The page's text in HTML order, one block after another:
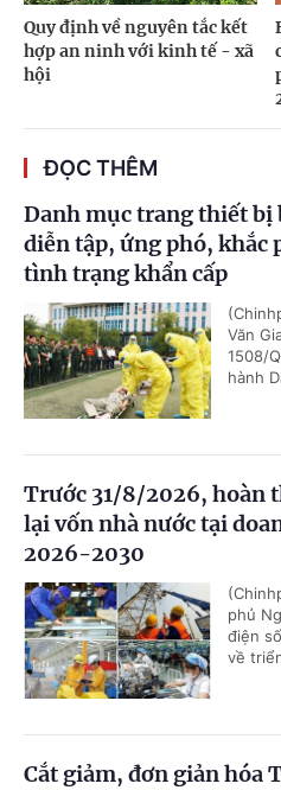
Quy định về nguyên tắc kết
hợp an ninh với kinh tế - xã
hội
ĐỌC THÊM
Danh mục trang thiết bị
diễn tập, ứng phó, khắc
tình trạng khẩn cấp
Văn
1508/
hành
Trước 31/8/2026, hoàn
lại vốn nhà nước tại
2026-2030
phủ
điện
về
Cắt giảm, đơn giản hóa